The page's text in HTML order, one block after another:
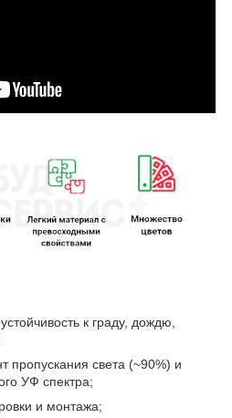
к граду, дождю,
пропускания света (~90%) и
УФ спектра;
и монтажа;